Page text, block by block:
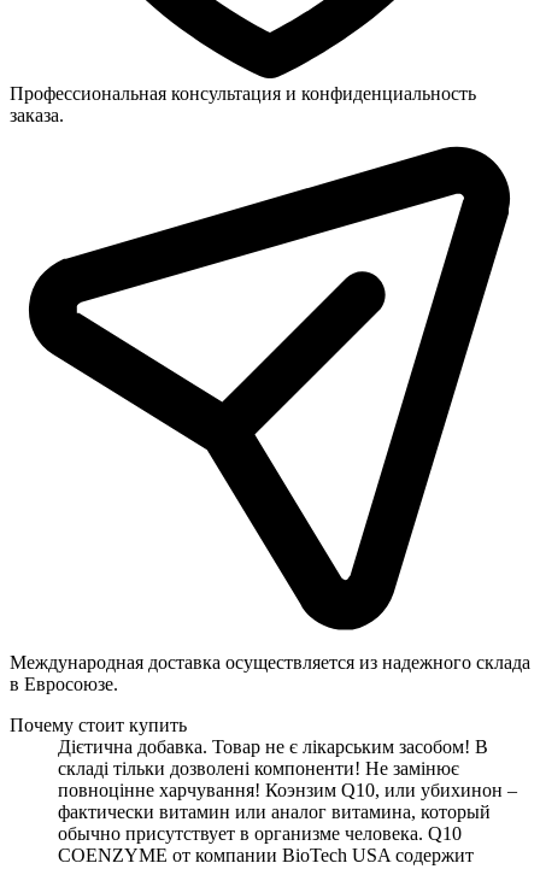
Профессиональная консультация и конфиденциальность
заказа.
Международная доставка осуществляется из надежного склада
в Евросоюзе.
Почему стоит купить
Дієтична добавка. Товар не є лікарським засобом! В
складі тільки дозволені компоненти! Не замінює
повноцінне харчування! Коэнзим Q10, или убихинон –
фактически витамин или аналог витамина, который
обычно присутствует в организме человека. Q10
COENZYMЕ от компании BioTech USA содержит